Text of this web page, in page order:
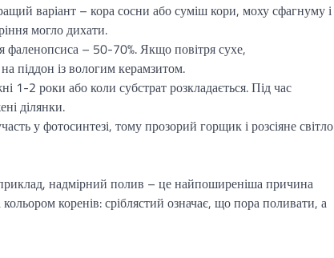
варіант – кора сосни або суміш кори, моху сфагнуму і
могло дихати.
фаленопсиса – 50-70%. Якщо повітря сухе,
піддон із вологим керамзитом.
1-2 роки або коли субстрат розкладається. Під час
ділянки.
у фотосинтезі, тому прозорий горщик і розсіяне світло
надмірний полив – це найпоширеніша причина
коренів: сріблястий означає, що пора поливати, а